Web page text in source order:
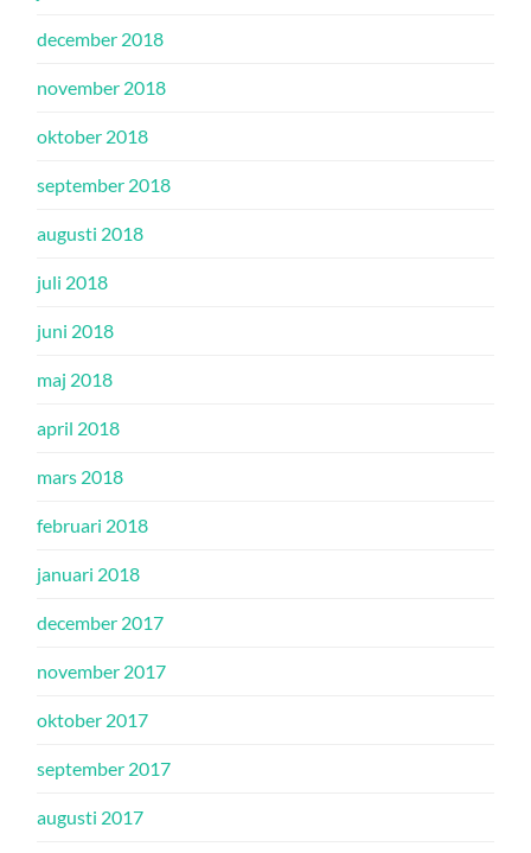
december 2018
november 2018
oktober 2018
september 2018
augusti 2018
juli 2018
juni 2018
maj 2018
april 2018
mars 2018
februari 2018
januari 2018
december 2017
november 2017
oktober 2017
september 2017
augusti 2017